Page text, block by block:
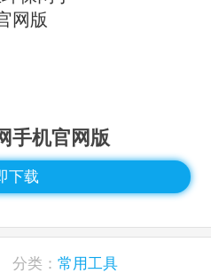
手机官网版
下载
分类： 常用工具